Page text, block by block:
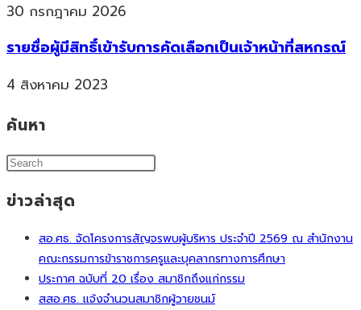
30 กรกฎาคม 2026
รายชื่อผู้มีสิทธิ์เข้ารับการคัดเลือกเป็นเจ้าหน้าที่สหกรณ์
4 สิงหาคม 2023
ค้นหา
ข่าวล่าสุด
สอ.ศธ. จัดโครงการสัญจรพบผู้บริหาร ประจำปี 2569 ณ สำนักงาน
คณะกรรมการข้าราชการครูและบุคลากรทางการศึกษา
ประกาศ ฉบับที่ 20 เรื่อง สมาชิกถึงแก่กรรม
สสอ.ศธ. แจ้งจำนวนสมาชิกผู้วายชนม์